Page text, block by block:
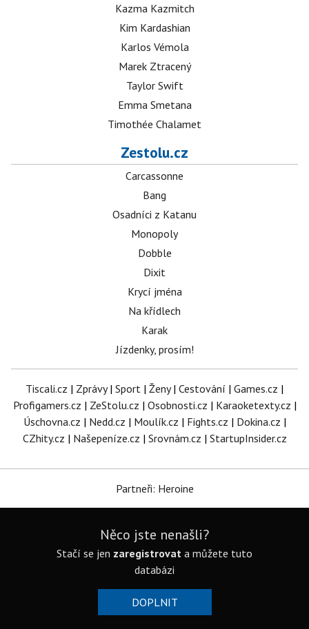
Kazma Kazmitch
Kim Kardashian
Karlos Vémola
Marek Ztracený
Taylor Swift
Emma Smetana
Timothée Chalamet
Zestolu.cz
Carcassonne
Bang
Osadníci z Katanu
Monopoly
Dobble
Dixit
Krycí jména
Na křídlech
Karak
Jízdenky, prosím!
Tiscali.cz | Zprávy| Sport | Ženy| Cestování | Games.cz |
Profigamers.cz | ZeStolu.cz | Osobnosti.cz | Karaoketexty.cz |
Úschovna.cz | Nedd.cz | Moulík.cz | Fights.cz | Dokina.cz |
CZhity.cz | Našepeníze.cz | Srovnám.cz | StartupInsider.cz
Partneři: Heroine
Něco jste nenašli?
Stačí se jen zaregistrovat a můžete tuto
databázi
DOPLNIT